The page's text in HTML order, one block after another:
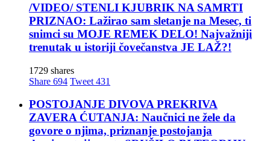
/VIDEO/ STENLI KJUBRIK NA SAMRTI
PRIZNAO: Lažirao sam sletanje na Mesec, ti
snimci su MOJE REMEK DELO! Najvažniji
trenutak u istoriji čovečanstva JE LAŽ?!
1729 shares
Share 694 Tweet 431
POSTOJANJE DIVOVA PREKRIVA
ZAVERA ĆUTANJA: Naučnici ne žele da
govore o njima, priznanje postojanja